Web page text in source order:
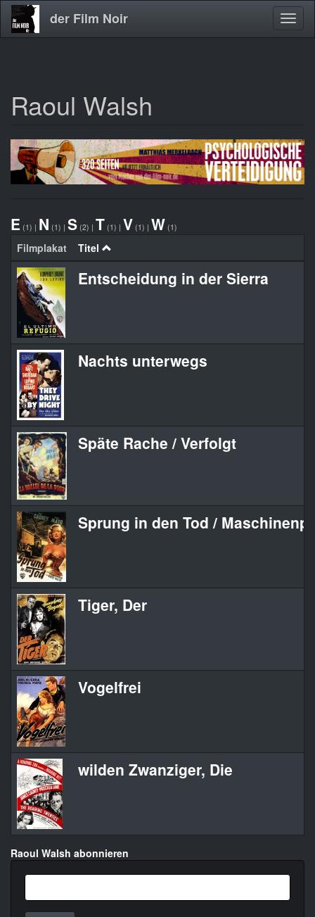
Direkt
zum
der Film Noir
Raoul Walsh
E (1) | N (1) | S (2) | T (1) | V (1) | W (1)
Filmplakat Titel
Entscheidung in der Sierra
Nachts unterwegs
Späte Rache / Verfolgt
Sprung in den Tod /
Tiger, Der
Vogelfrei
wilden Zwanziger, Die
Raoul Walsh abonnieren